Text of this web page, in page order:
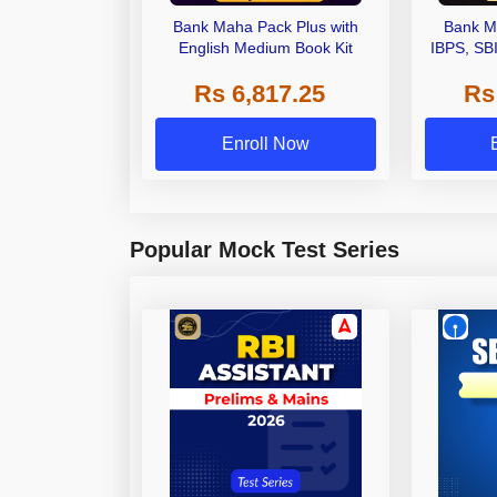
Bank Maha Pack Plus with
English Medium Book Kit
Rs 6,817.25
Enroll Now
Bank
IBPS,
Other
Popular Mock Test Series